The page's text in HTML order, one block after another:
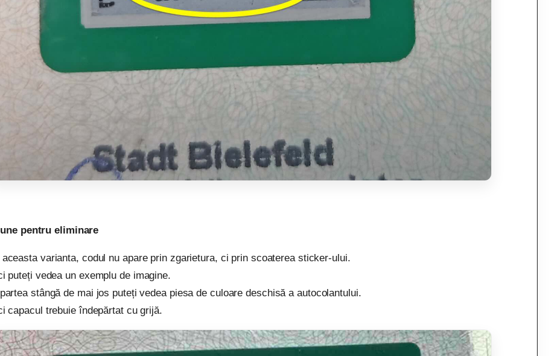
pentru eliminare
aceasta varianta, codul nu apare prin zgarietura, ci prin scoaterea sticker-ului.
puteți vedea un exemplu de imagine.
stângă de mai jos puteți vedea piesa de culoare deschisă a autocolantului.
capacul trebuie îndepărtat cu grijă.